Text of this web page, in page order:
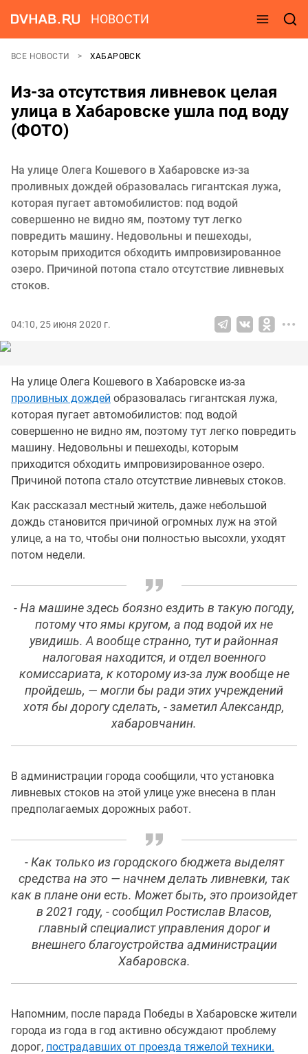
НОВОСТИ
ВСЕ НОВОСТИ ХАБАРОВСК
Из-за отсутствия ливневок целая
улица в Хабаровске ушла под воду
(ФОТО)
На улице Олега Кошевого в Хабаровске из-за
проливных дождей образовалась гигантская лужа,
которая пугает автомобилистов: под водой
совершенно не видно ям, поэтому тут легко
повредить машину. Недовольны и пешеходы,
которым приходится обходить импровизированное
озеро. Причиной потопа стало отсутствие ливневых
стоков.
04:10, 25 июня 2020 г.
На улице Олега Кошевого в Хабаровске из-за
проливных дождей образовалась гигантская лужа,
которая пугает автомобилистов: под водой
совершенно не видно ям, поэтому тут легко повредить
машину. Недовольны и пешеходы, которым
приходится обходить импровизированное озеро.
Причиной потопа стало отсутствие ливневых стоков.
Как рассказал местный житель, даже небольшой
дождь становится причиной огромных луж на этой
улице, а на то, чтобы они полностью высохли, уходят
потом недели.
- На машине здесь боязно ездить в такую погоду,
потому что ямы кругом, а под водой их не
увидишь. А вообще странно, тут и районная
налоговая находится, и отдел военного
комиссариата, к которому из-за луж вообще не
пройдешь, — могли бы ради этих учреждений
хотя бы дорогу сделать, - заметил Александр,
хабаровчанин.
В администрации города сообщили, что установка
ливневых стоков на этой улице уже внесена в план
предполагаемых дорожных работ.
- Как только из городского бюджета выделят
средства на это — начнем делать ливневки, так
как в плане они есть. Может быть, это произойдет
в 2021 году, - сообщил Ростислав Власов,
главный специалист управления дорог и
внешнего благоустройства администрации
Хабаровска.
Напомним, после парада Победы в Хабаровске жители
города из года в год активно обсуждают проблему
дорог, пострадавших от проезда тяжелой техники.